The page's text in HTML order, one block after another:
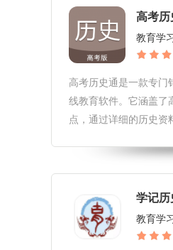
高考历
教育学
高考历史通是一款专门
线教育软件。它涵盖了
点，通过详细的历史资
种练习和测试方式，帮
和记忆。高考历史通软
学记历
教育学